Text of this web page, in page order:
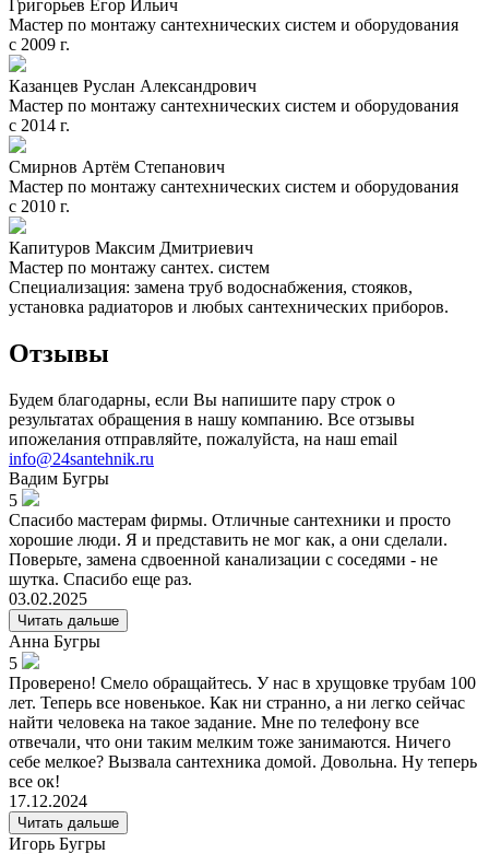
Григорьев Егор Ильич
Мастер по монтажу сантехнических систем и оборудования
с 2009 г.
Казанцев Руслан Александрович
Мастер по монтажу сантехнических систем и оборудования
с 2014 г.
Смирнов Артём Степанович
Мастер по монтажу сантехнических систем и оборудования
с 2010 г.
Капитуров Максим Дмитриевич
Мастер по монтажу сантех. систем
Специализация: замена труб водоснабжения, стояков,
установка радиаторов и любых сантехнических приборов.
Отзывы
Будем благодарны, если Вы напишите пару строк о
результатах обращения в нашу компанию. Все отзывы
ипожелания отправляйте, пожалуйста, на наш email
info@24santehnik.ru
Вадим Бугры
5
Спасибо мастерам фирмы. Отличные сантехники и просто
хорошие люди. Я и представить не мог как, а они сделали.
Поверьте, замена сдвоенной канализации с соседями - не
шутка. Спасибо еще раз.
03.02.2025
Читать дальше
Анна Бугры
5
Проверено! Смело обращайтесь. У нас в хрущовке трубам 100
лет. Теперь все новенькое. Как ни странно, а ни легко сейчас
найти человека на такое задание. Мне по телефону все
отвечали, что они таким мелким тоже занимаются. Ничего
себе мелкое? Вызвала сантехника домой. Довольна. Ну теперь
все ок!
17.12.2024
Читать дальше
Игорь Бугры